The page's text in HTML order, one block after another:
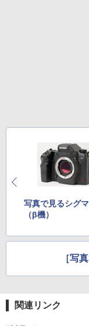
写真で見るシグ
（β機）
［写
関連リンク